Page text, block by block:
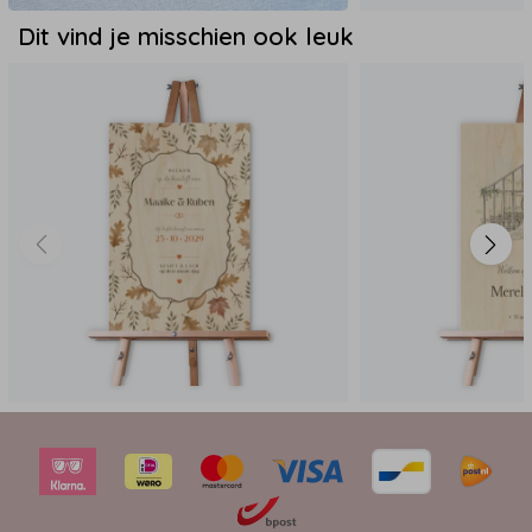
Dit vind je misschien ook leuk